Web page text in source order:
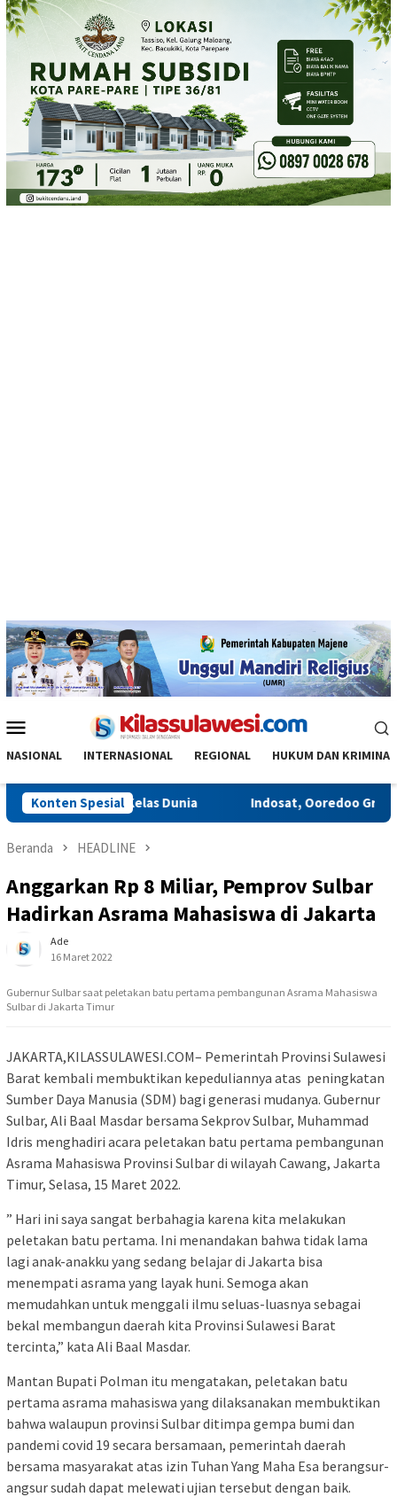
Loncat
ke
Mobile
NASIONAL INTERNASIONAL REGIONAL HUKUM DAN KRIMINAL
Konten Spesial
Budaya Kelas Dunia Indosat, Ooredoo Group, Nokia,
Beranda HEADLINE
Anggarkan Rp 8 Miliar, Pemprov Sulbar
Hadirkan Asrama Mahasiswa di Jakarta
Ade
16 Maret 2022
Gubernur Sulbar saat peletakan batu pertama pembangunan Asrama Mahasiswa
Sulbar di Jakarta Timur
JAKARTA,KILASSULAWESI.COM– Pemerintah Provinsi Sulawesi
Barat kembali membuktikan kepeduliannya atas peningkatan
Sumber Daya Manusia (SDM) bagi generasi mudanya. Gubernur
Sulbar, Ali Baal Masdar bersama Sekprov Sulbar, Muhammad
Idris menghadiri acara peletakan batu pertama pembangunan
Asrama Mahasiswa Provinsi Sulbar di wilayah Cawang, Jakarta
Timur, Selasa, 15 Maret 2022.
” Hari ini saya sangat berbahagia karena kita melakukan
peletakan batu pertama. Ini menandakan bahwa tidak lama
lagi anak-anakku yang sedang belajar di Jakarta bisa
menempati asrama yang layak huni. Semoga akan
memudahkan untuk menggali ilmu seluas-luasnya sebagai
bekal membangun daerah kita Provinsi Sulawesi Barat
tercinta,” kata Ali Baal Masdar.
Mantan Bupati Polman itu mengatakan, peletakan batu
pertama asrama mahasiswa yang dilaksanakan membuktikan
bahwa walaupun provinsi Sulbar ditimpa gempa bumi dan
pandemi covid 19 secara bersamaan, pemerintah daerah
bersama masyarakat atas izin Tuhan Yang Maha Esa berangsur-
angsur sudah dapat melewati ujian tersebut dengan baik.